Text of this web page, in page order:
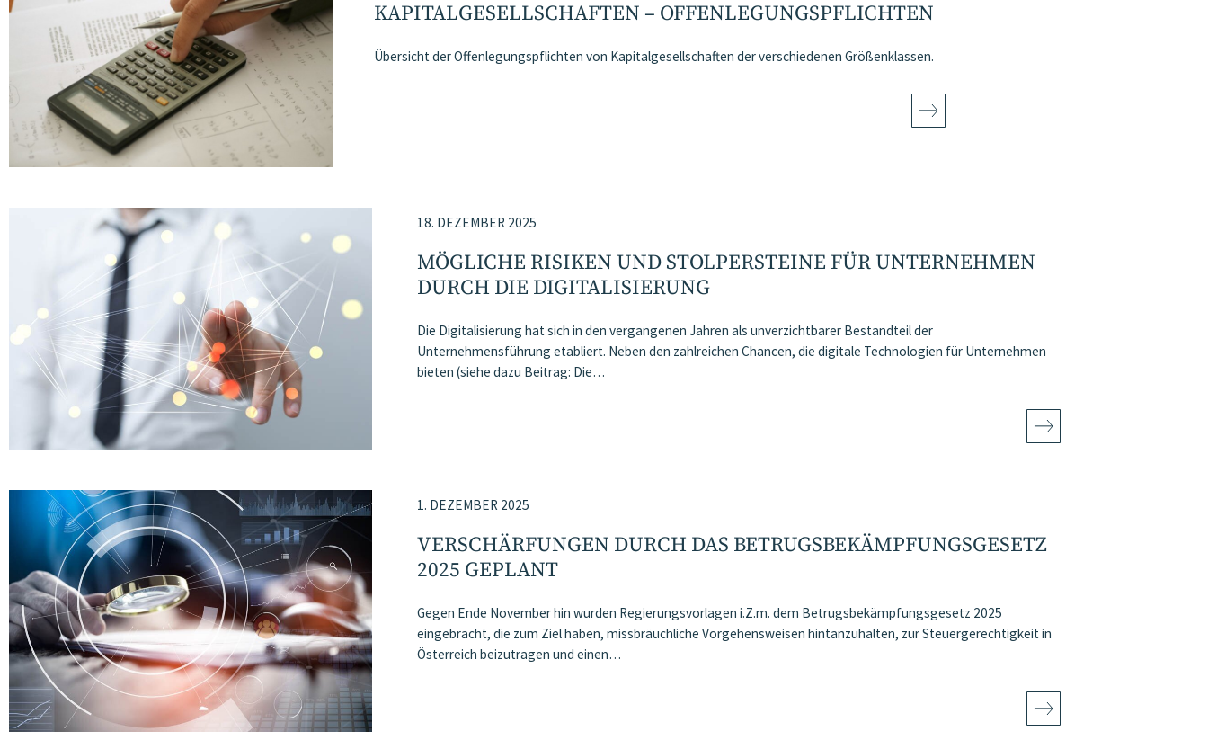
KAPITALGESELLSCHAFTEN – OFFENLEGUNGSPFLICHTEN
Übersicht der Offenlegungspflichten von Kapitalgesellschaften der verschiedenen Größenklassen.
18. DEZEMBER 2025
MÖGLICHE RISIKEN UND STOLPERSTEINE FÜR UNTERNEHMEN
DURCH DIE DIGITALISIERUNG
Die Digitalisierung hat sich in den vergangenen Jahren als unverzichtbarer Bestandteil der
Unternehmensführung etabliert. Neben den zahlreichen Chancen, die digitale Technologien für Unternehmen
bieten (siehe dazu Beitrag: Die…
1. DEZEMBER 2025
VERSCHÄRFUNGEN DURCH DAS BETRUGS­BEKÄMPFUNGS­GESETZ
2025 GEPLANT
Gegen Ende November hin wurden Regierungsvorlagen i.Z.m. dem Betrugsbekämpfungsgesetz 2025
eingebracht, die zum Ziel haben, missbräuchliche Vorgehensweisen hintanzuhalten, zur Steuergerechtigkeit in
Österreich beizutragen und einen…